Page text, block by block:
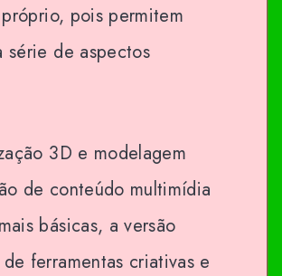
pois permitem
série de aspectos
3D e modelagem
de conteúdo multimídia
básicas, a versão
ferramentas criativas e